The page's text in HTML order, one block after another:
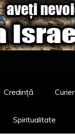
Credință Curier
Spiritualitate